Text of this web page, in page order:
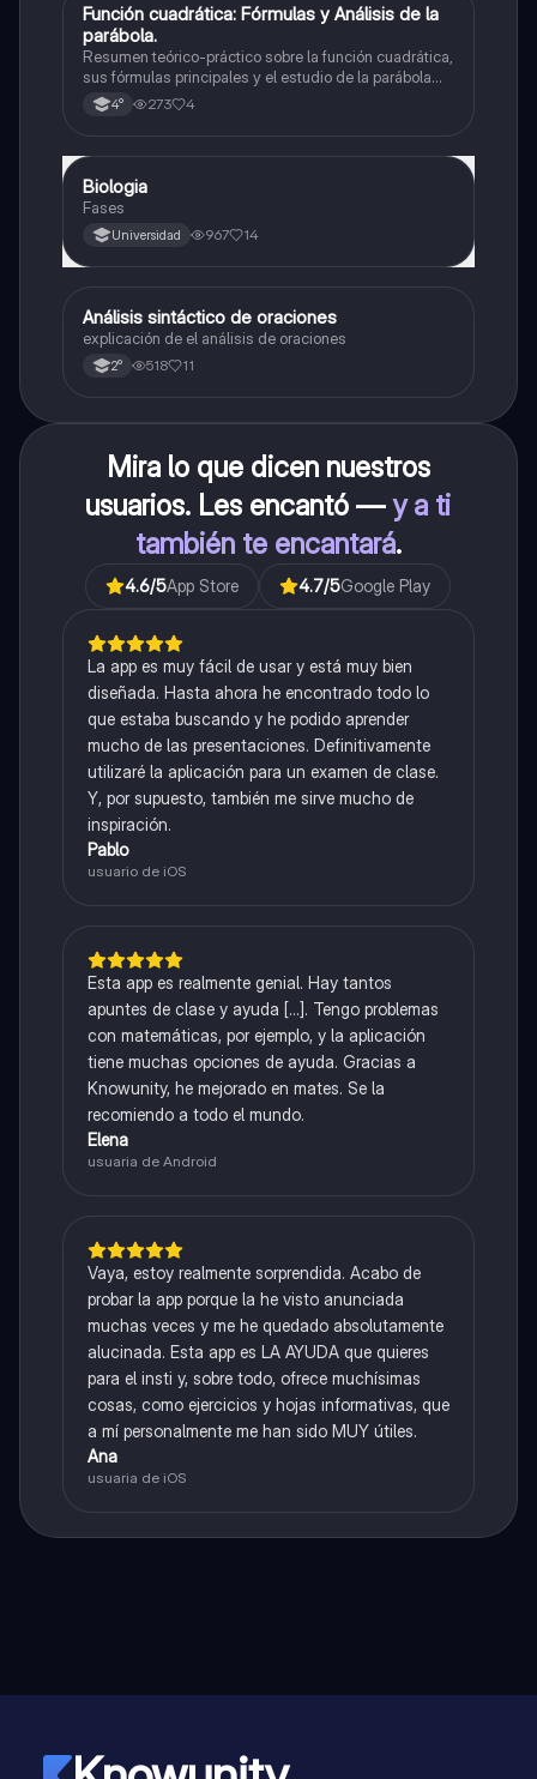
Matemáticas
Función cuadrática: Fórmulas y Análisis de la
parábola.
Resumen teórico-práctico sobre la función cuadrática,
sus fórmulas principales y el estudio de la parábola
como representación gráfica.Incluye desarrollo de la
forma general, cálculo de raíces, vértice y elementos
4° 273 4
Biología
Biologia
Fases
Universidad 967 14
Lengua
Análisis sintáctico de oraciones
explicación de el análisis de oraciones
2° 518 11
Mira lo que dicen nuestros
usuarios. Les encantó —y a ti
también te encantará.
4.6/5App Store 4.7/5Google Play
La app es muy fácil de usar y está muy bien
diseñada. Hasta ahora he encontrado todo lo
que estaba buscando y he podido aprender
mucho de las presentaciones. Definitivamente
utilizaré la aplicación para un examen de clase.
Y, por supuesto, también me sirve mucho de
inspiración.
Pablo
usuario de iOS
Esta app es realmente genial. Hay tantos
apuntes de clase y ayuda [...]. Tengo problemas
con matemáticas, por ejemplo, y la aplicación
tiene muchas opciones de ayuda. Gracias a
Knowunity, he mejorado en mates. Se la
recomiendo a todo el mundo.
Elena
usuaria de Android
Vaya, estoy realmente sorprendida. Acabo de
probar la app porque la he visto anunciada
muchas veces y me he quedado absolutamente
alucinada. Esta app es LA AYUDA que quieres
para el insti y, sobre todo, ofrece muchísimas
cosas, como ejercicios y hojas informativas, que
a mí personalmente me han sido MUY útiles.
Ana
usuaria de iOS